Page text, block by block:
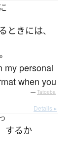
ときには、
。
my personal
when you
— Tatoeba
Details ▸
するか